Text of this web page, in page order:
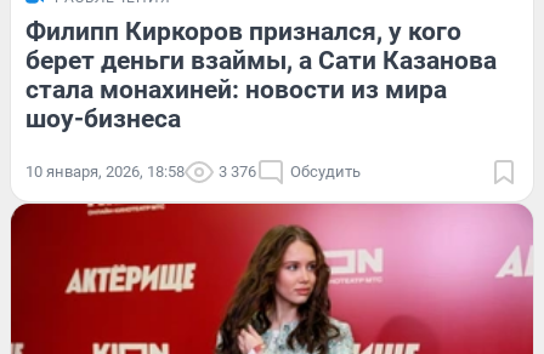
Филипп Киркоров признался, у кого
берет деньги взаймы, а Сати Казанова
стала монахиней: новости из мира
шоу-бизнеса
10 января, 2026, 18:58 3 376 Обсудить